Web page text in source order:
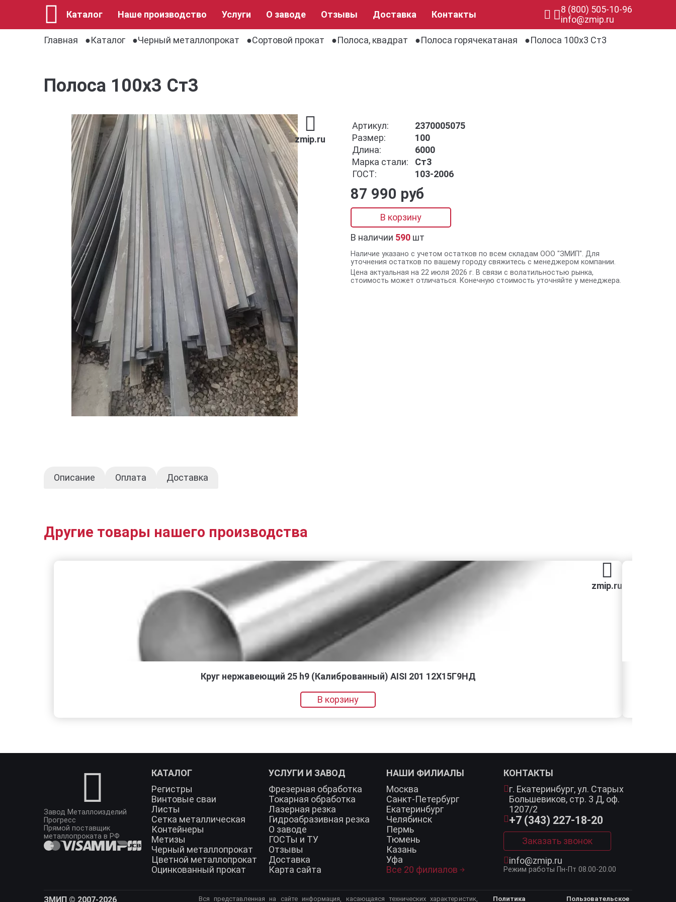
Каталог Наше производство Услуги О заводе Отзывы Доставка Контакты
8 (800) 505-10-96
info@zmip.ru
Главная
Каталог Черный металлопрокат Сортовой прокат Полоса, квадрат Полоса горячекатаная Полоса 100х3 Ст3
Полоса 100х3 Ст3
zmip.ru
Артикул:
2370005075
Размер:
100
Длина:
6000
Марка стали:
Ст3
ГОСТ:
103-2006
87 990 руб
В корзину
В наличии 590 шт
Наличие указано с учетом остатков по всем складам ООО "ЗМИП". Для
уточнения остатков по вашему городу свяжитесь с менеджером компании.
Цена актуальная на 22 июля 2026 г. В связи с волатильностью рынка,
стоимость может отличаться. Конечную стоимость уточняйте у менеджера.
Описание Оплата Доставка
Другие товары нашего производства
zmip.ru
Круг нержавеющий 25 h9 (Калиброванный) AISI 201 12Х15Г9НД
В корзину
Завод Металлоизделий
Прогресс
Прямой поставщик
металлопроката в РФ
КАТАЛОГ
Регистры
Винтовые сваи
Листы
Сетка металлическая
Контейнеры
Метизы
Черный металлопрокат
Цветной металлопрокат
Оцинкованный прокат
УСЛУГИ И ЗАВОД
Фрезерная обработка
Токарная обработка
Лазерная резка
Гидроабразивная резка
О заводе
ГОСТы и ТУ
Отзывы
Доставка
Карта сайта
НАШИ ФИЛИАЛЫ
Москва
Санкт-Петербург
Екатеринбург
Челябинск
Пермь
Тюмень
Казань
Уфа
Все 20 филиалов
КОНТАКТЫ
г. Екатеринбург,ул. Старых
Большевиков, стр. 3 Д, оф.
1207/2
+7 (343) 227-18-20
Заказать звонок
info@zmip.ru
Режим работы Пн-Пт 08.00-20.00
ЗМИП © 2007-2026 Вся представленная на сайте информация, касающаяся технических характеристик, Политика Пользовательское